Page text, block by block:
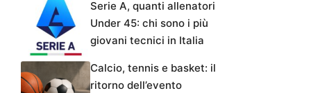
Serie A, quanti allenatori
Under 45: chi sono i più
giovani tecnici in Italia
Calcio, tennis e basket: il
ritorno dell’evento